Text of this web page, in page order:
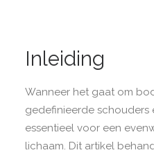
Inleiding
Wanneer het gaat om
gedefinieerde schouders
essentieel voor een
lichaam. Dit artikel